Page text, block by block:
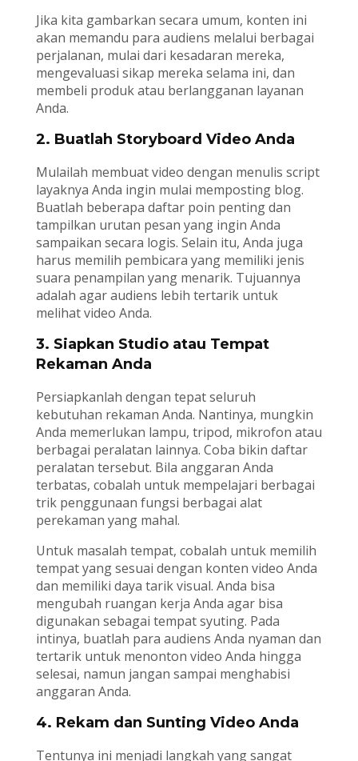
Jika kita gambarkan secara umum, konten ini
akan memandu para audiens melalui berbagai
perjalanan, mulai dari kesadaran mereka,
mengevaluasi sikap mereka selama ini, dan
membeli produk atau berlangganan layanan
Anda.
2. Buatlah Storyboard Video Anda
Mulailah membuat video dengan menulis script
layaknya Anda ingin mulai memposting blog.
Buatlah beberapa daftar poin penting dan
tampilkan urutan pesan yang ingin Anda
sampaikan secara logis. Selain itu, Anda juga
harus memilih pembicara yang memiliki jenis
suara penampilan yang menarik. Tujuannya
adalah agar audiens lebih tertarik untuk
melihat video Anda.
3. Siapkan Studio atau Tempat
Rekaman Anda
Persiapkanlah dengan tepat seluruh
kebutuhan rekaman Anda. Nantinya, mungkin
Anda memerlukan lampu, tripod, mikrofon atau
berbagai peralatan lainnya. Coba bikin daftar
peralatan tersebut. Bila anggaran Anda
terbatas, cobalah untuk mempelajari berbagai
trik penggunaan fungsi berbagai alat
perekaman yang mahal.
Untuk masalah tempat, cobalah untuk memilih
tempat yang sesuai dengan konten video Anda
dan memiliki daya tarik visual. Anda bisa
mengubah ruangan kerja Anda agar bisa
digunakan sebagai tempat syuting. Pada
intinya, buatlah para audiens Anda nyaman dan
tertarik untuk menonton video Anda hingga
selesai, namun jangan sampai menghabisi
anggaran Anda.
4. Rekam dan Sunting Video Anda
Tentunya ini menjadi langkah yang sangat